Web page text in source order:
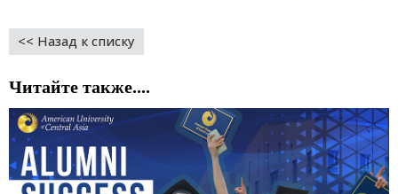
<< Назад к списку
Читайте также....